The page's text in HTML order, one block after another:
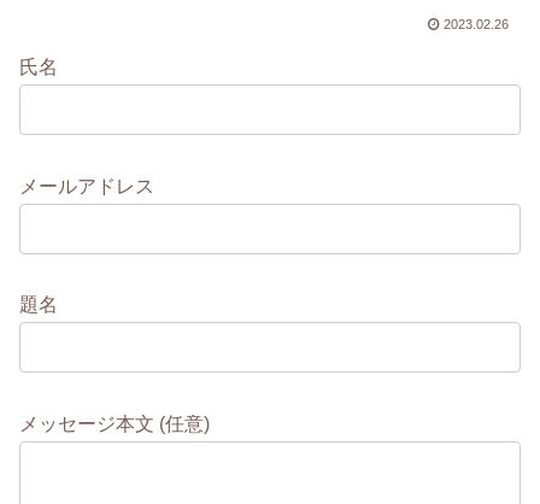
2023.02.26
氏名
メールアドレス
題名
メッセージ本文 (任意)